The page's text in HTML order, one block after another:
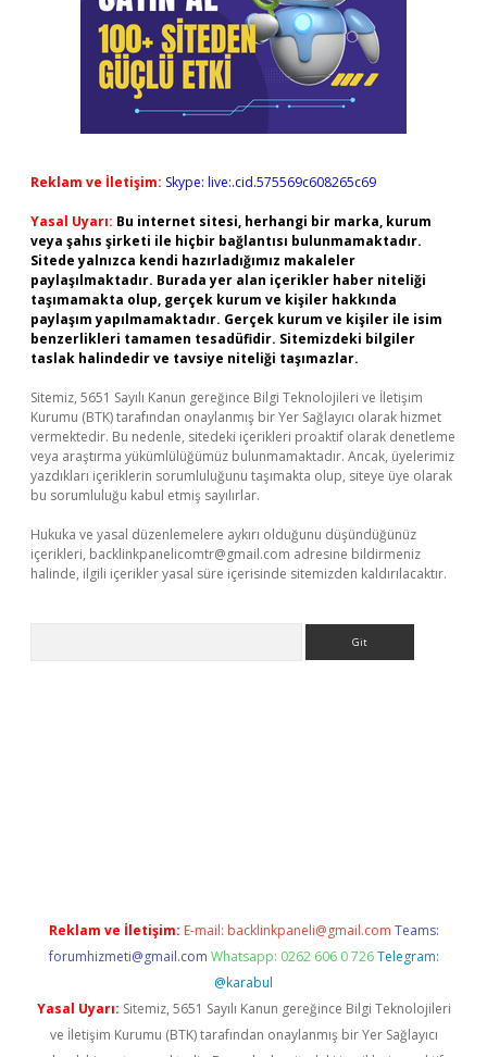
Reklam ve İletişim: Skype: live:.cid.575569c608265c69
Yasal Uyarı: Bu internet sitesi, herhangi bir marka, kurum
veya şahıs şirketi ile hiçbir bağlantısı bulunmamaktadır.
Sitede yalnızca kendi hazırladığımız makaleler
paylaşılmaktadır. Burada yer alan içerikler haber niteliği
taşımamakta olup, gerçek kurum ve kişiler hakkında
paylaşım yapılmamaktadır. Gerçek kurum ve kişiler ile isim
benzerlikleri tamamen tesadüfidir. Sitemizdeki bilgiler
taslak halindedir ve tavsiye niteliği taşımazlar.
Sitemiz, 5651 Sayılı Kanun gereğince Bilgi Teknolojileri ve İletişim
Kurumu (BTK) tarafından onaylanmış bir Yer Sağlayıcı olarak hizmet
vermektedir. Bu nedenle, sitedeki içerikleri proaktif olarak denetleme
veya araştırma yükümlülüğümüz bulunmamaktadır. Ancak, üyelerimiz
yazdıkları içeriklerin sorumluluğunu taşımakta olup, siteye üye olarak
bu sorumluluğu kabul etmiş sayılırlar.
Hukuka ve yasal düzenlemelere aykırı olduğunu düşündüğünüz
içerikleri, backlinkpanelicomtr@gmail.com adresine bildirmeniz
halinde, ilgili içerikler yasal süre içerisinde sitemizden kaldırılacaktır.
Reklam ve İletişim: E-mail: backlinkpaneli@gmail.com Teams:
forumhizmeti@gmail.com Whatsapp: 0262 606 0 726 Telegram:
@karabul
Yasal Uyarı: Sitemiz, 5651 Sayılı Kanun gereğince Bilgi Teknolojileri
ve İletişim Kurumu (BTK) tarafından onaylanmış bir Yer Sağlayıcı